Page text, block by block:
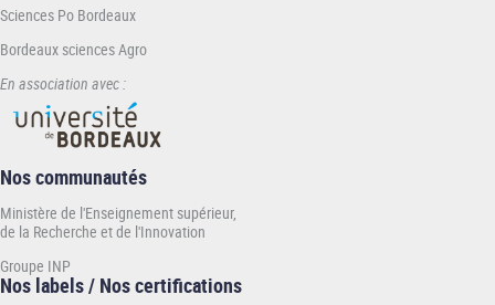
Sciences Po Bordeaux
Bordeaux sciences Agro
En association avec :
Nos communautés
Ministère de l'Enseignement supérieur,
de la Recherche et de l'Innovation
Groupe INP
Nos labels / Nos certifications